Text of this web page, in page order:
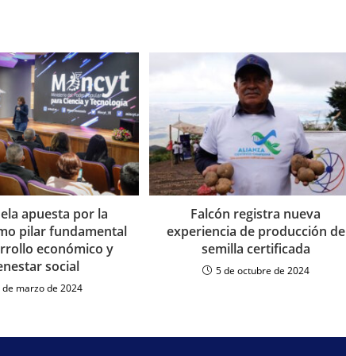
apuesta por la
pilar fundamental
económico y
social
de marzo de 2024
Falcón registra nueva
experiencia de producción de
semilla certificada
5 de octubre de 2024